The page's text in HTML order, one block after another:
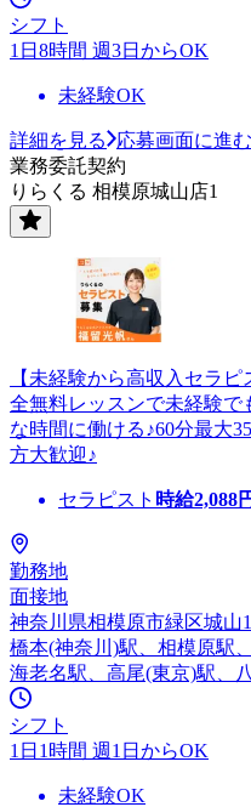
シフト
1日8時間 週3日からOK
未経験OK
詳細を見る
応募画面に進む
業務委託契約
りらくる 相模原城山店1
【未経験から高収入セラ
全無料レッスンで未経験で
な時間に働ける♪60分最大
方大歓迎♪
セラピスト 時給2,088
勤務地
面接地
神奈川県相模原市緑区城山
橋本(神奈川)駅、相模原駅
海老名駅、高尾(東京)駅、
シフト
1日1時間 週1日からOK
未経験OK